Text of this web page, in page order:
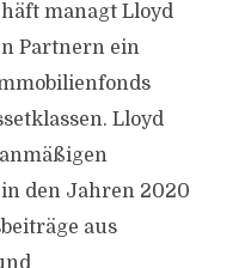
managt Lloyd
Partnern ein
Lloyd
den Jahren 2020
aus